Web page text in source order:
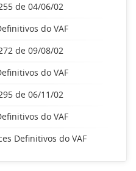
de 04/06/02
do VAF
de 09/08/02
do VAF
de 06/11/02
do VAF
do VAF